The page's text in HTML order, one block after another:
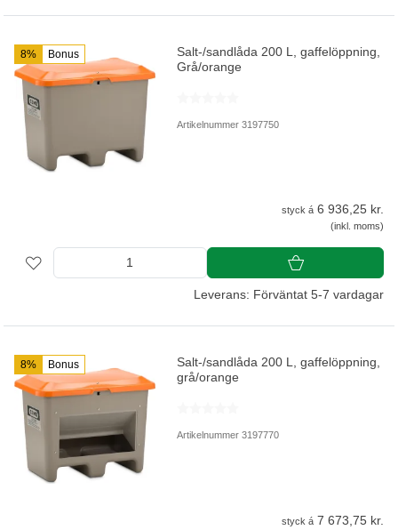
8% Bonus
Salt-/sandlåda 200 L, gaffelöppning,
Grå/orange
Artikelnummer 3197750
styck á 6 936,25 kr.
(inkl. moms)
Leverans: Förväntat 5-7 vardagar
8% Bonus
Salt-/sandlåda 200 L, gaffelöppning,
grå/orange
Artikelnummer 3197770
styck á 7 673,75 kr.